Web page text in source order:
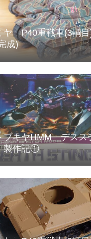
ヤ P40重戦車(3輌
成)
ブキヤHMM デスス
作記①